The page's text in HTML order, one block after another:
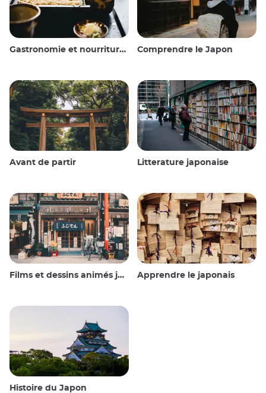
Gastronomie et nourriture japonaise Comprendre le Japon
Avant de partir Litterature japonaise
Films et dessins animés japonais Apprendre le japonais
Histoire du Japon